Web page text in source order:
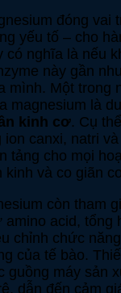
đóng vai
yếu tố – cho
có nghĩa là nếu
này gần
mình. Một trong
magnesium là
kinh cơ. Cụ
ion canxi, natri
tảng cho mọi
kinh và co giãn
còn tham
acid, tổng
chỉnh chức
của tế bào.
guồng máy sản
dẫn đến cảm